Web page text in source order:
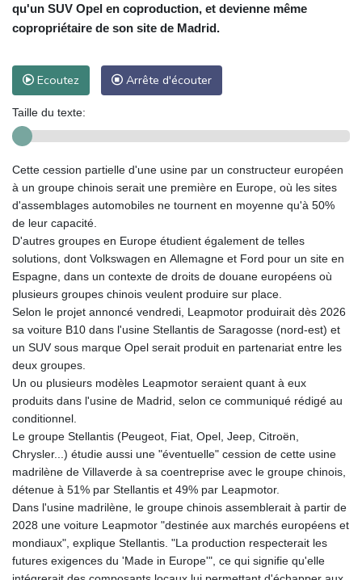
qu'un SUV Opel en coproduction, et devienne même
copropriétaire de son site de Madrid.
Ecoutez Arrête d'écouter
Taille du texte:
Cette cession partielle d'une usine par un constructeur européen
à un groupe chinois serait une première en Europe, où les sites
d'assemblages automobiles ne tournent en moyenne qu'à 50%
de leur capacité.
D'autres groupes en Europe étudient également de telles
solutions, dont Volkswagen en Allemagne et Ford pour un site en
Espagne, dans un contexte de droits de douane européens où
plusieurs groupes chinois veulent produire sur place.
Selon le projet annoncé vendredi, Leapmotor produirait dès 2026
sa voiture B10 dans l'usine Stellantis de Saragosse (nord-est) et
un SUV sous marque Opel serait produit en partenariat entre les
deux groupes.
Un ou plusieurs modèles Leapmotor seraient quant à eux
produits dans l'usine de Madrid, selon ce communiqué rédigé au
conditionnel.
Le groupe Stellantis (Peugeot, Fiat, Opel, Jeep, Citroën,
Chrysler...) étudie aussi une "éventuelle" cession de cette usine
madrilène de Villaverde à sa coentreprise avec le groupe chinois,
détenue à 51% par Stellantis et 49% par Leapmotor.
Dans l'usine madrilène, le groupe chinois assemblerait à partir de
2028 une voiture Leapmotor "destinée aux marchés européens et
mondiaux", explique Stellantis. "La production respecterait les
futures exigences du 'Made in Europe'", ce qui signifie qu'elle